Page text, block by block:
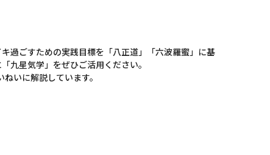
過ごすための実践目標を「八正道」「六波羅蜜」に基
九星気学」をぜひご活用ください。
いに解説しています。